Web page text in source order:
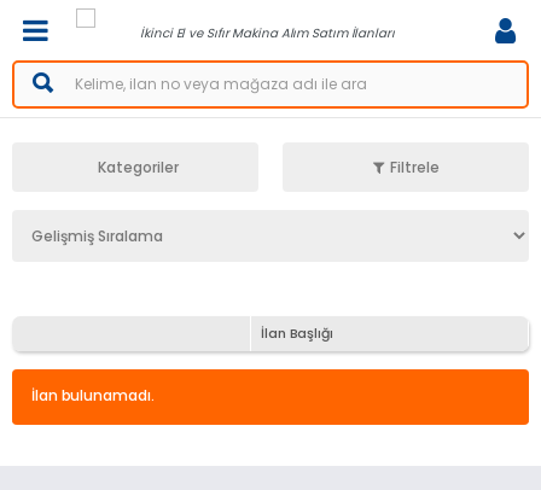
İkinci El ve Sıfır Makina Alım Satım İlanları
Kategoriler Filtrele
İlan Başlığı
İlan bulunamadı.